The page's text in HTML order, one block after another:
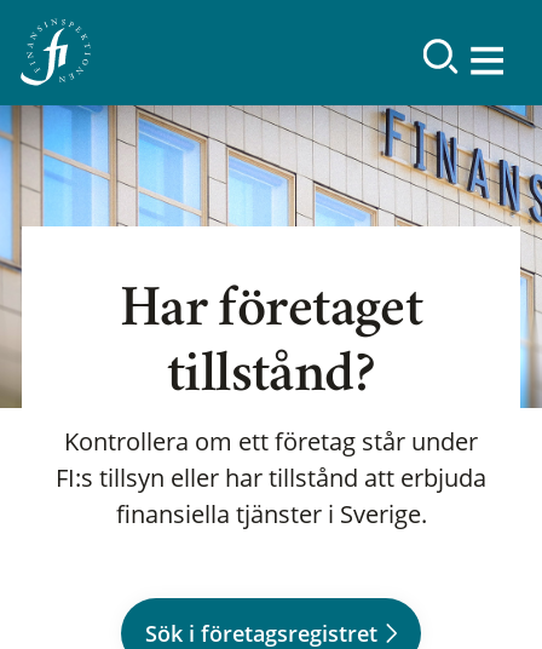
Har företaget
tillstånd?
Kontrollera om ett företag står under
FI:s tillsyn eller har tillstånd att erbjuda
finansiella tjänster i Sverige.
Sök i företagsregistret